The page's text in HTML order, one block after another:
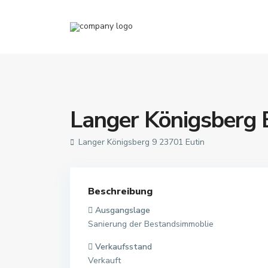
Langer Königsberg
Langer Königsberg 9 23701 Eutin
Beschreibung
Ausgangslage
Sanierung der Bestandsimmoblie
Verkaufsstand
Verkauft